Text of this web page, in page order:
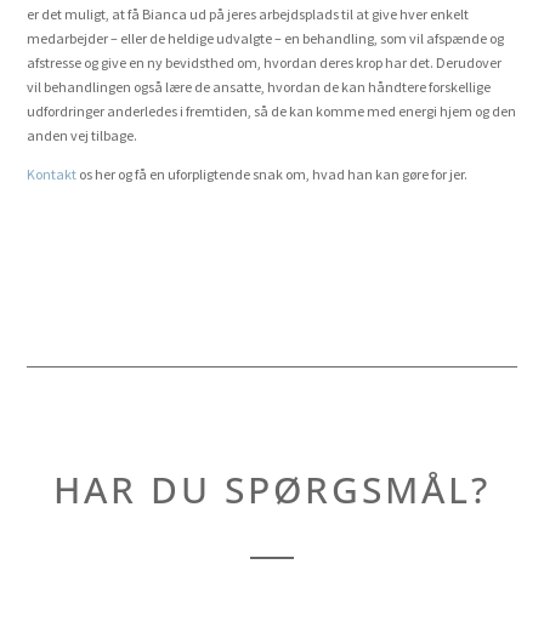
er det muligt, at få Bianca ud på jeres arbejdsplads til at give hver enkelt
medarbejder – eller de heldige udvalgte – en behandling, som vil afspænde og
afstresse og give en ny bevidsthed om, hvordan deres krop har det. Derudover
vil behandlingen også lære de ansatte, hvordan de kan håndtere forskellige
udfordringer anderledes i fremtiden, så de kan komme med energi hjem og den
anden vej tilbage.
Kontakt os her og få en uforpligtende snak om, hvad han kan gøre for jer.
HAR DU SPØRGSMÅL?